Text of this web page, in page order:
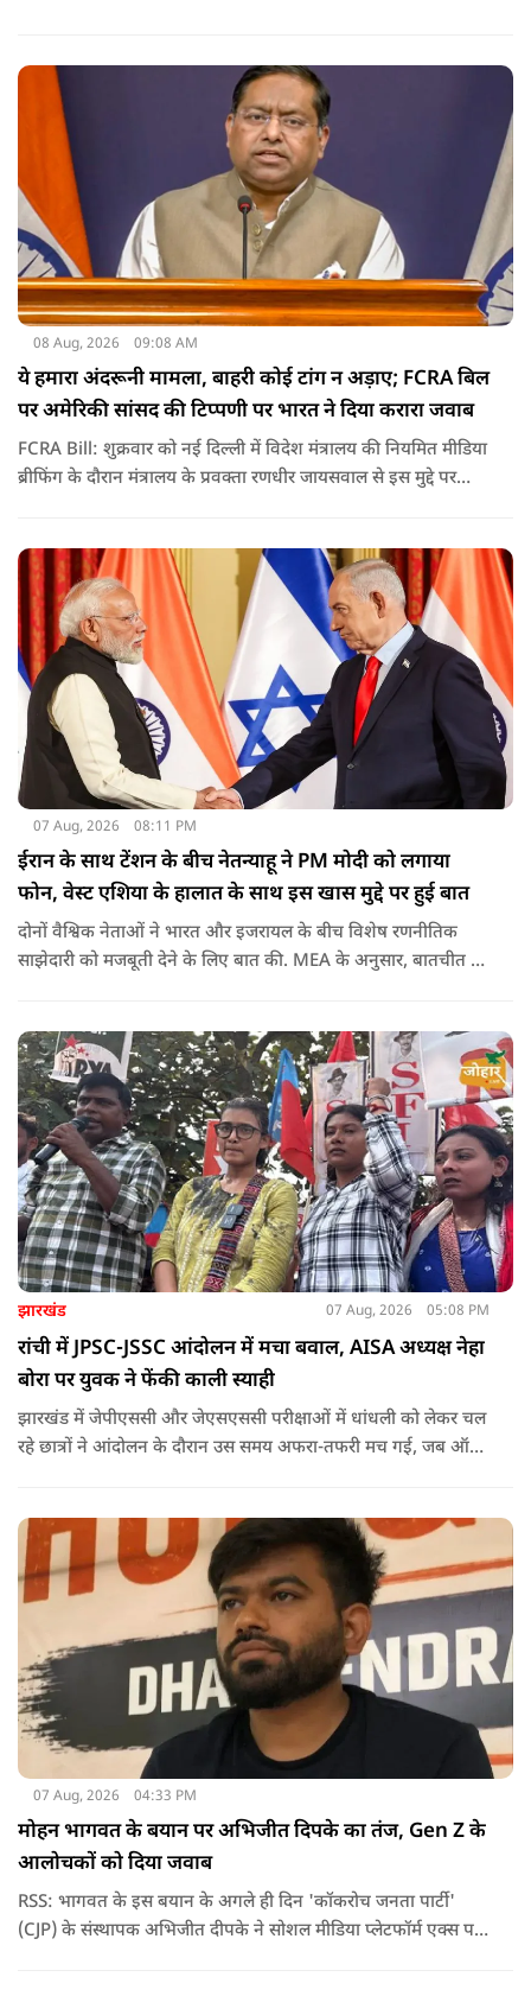
08 Aug, 2026 09:08 AM
ये हमारा अंदरूनी मामला, बाहरी कोई टांग न अड़ाए; FCRA बिल
पर अमेरिकी सांसद की टिप्पणी पर भारत ने दिया करारा जवाब
FCRA Bill: शुक्रवार को नई दिल्ली में विदेश मंत्रालय की नियमित मीडिया
ब्रीफिंग के दौरान मंत्रालय के प्रवक्ता रणधीर जायसवाल से इस मुद्दे पर
की संसद करती है.
07 Aug, 2026 08:11 PM
ईरान के साथ टेंशन के बीच नेतन्याहू ने PM मोदी को लगाया
फोन, वेस्ट एशिया के हालात के साथ इस खास मुद्दे पर हुई बात
दोनों वैश्विक नेताओं ने भारत और इजरायल के बीच विशेष रणनीतिक
साझेदारी को मजबूती देने के ल‍िए बात की. MEA के अनुसार, बातचीत की
झारखंड 07 Aug, 2026 05:08 PM
रांची में JPSC-JSSC आंदोलन में मचा बवाल, AISA अध्यक्ष नेहा
बोरा पर युवक ने फेंकी काली स्याही
झारखंड में जेपीएससी और जेएसएससी परीक्षाओं में धांधली को लेकर चल
रहे छात्रों ने आंदोलन के दौरान उस समय अफरा-तफरी मच गई, जब ऑल
07 Aug, 2026 04:33 PM
मोहन भागवत के बयान पर अभिजीत दिपके का तंज, Gen Z के
आलोचकों को दिया जवाब
RSS: भागवत के इस बयान के अगले ही दिन 'कॉकरोच जनता पार्टी'
(CJP) के संस्थापक अभिजीत दीपके ने सोशल मीडिया प्लेटफॉर्म एक्स पर